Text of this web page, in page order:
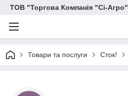
ТОВ "Торгова Компанія "Сі-Агро"
Товари та послуги Сток!